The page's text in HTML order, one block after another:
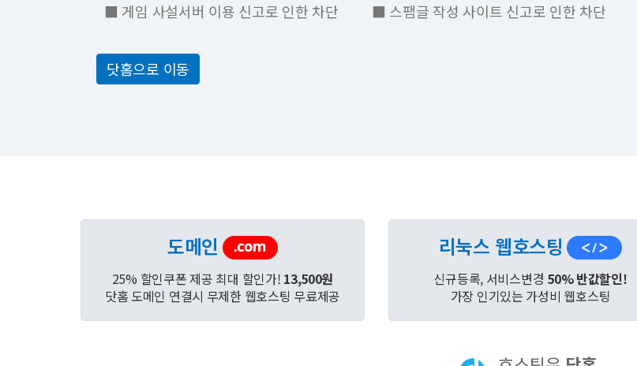
■ 게임 사설서버 이용 신고로 인한 차단
■ 스팸글 작성 사이트 신고로 인한 차단
닷홈으로 이동
도메인
25% 할인쿠폰 제공 최대 할인가! 13,500원
닷홈 도메인 연결시 무제한 웹호스팅 무료제공
리눅스 웹호스팅
신규등록, 서비스변경 50% 반값할인!
가장 인기있는 가성비 웹호스팅